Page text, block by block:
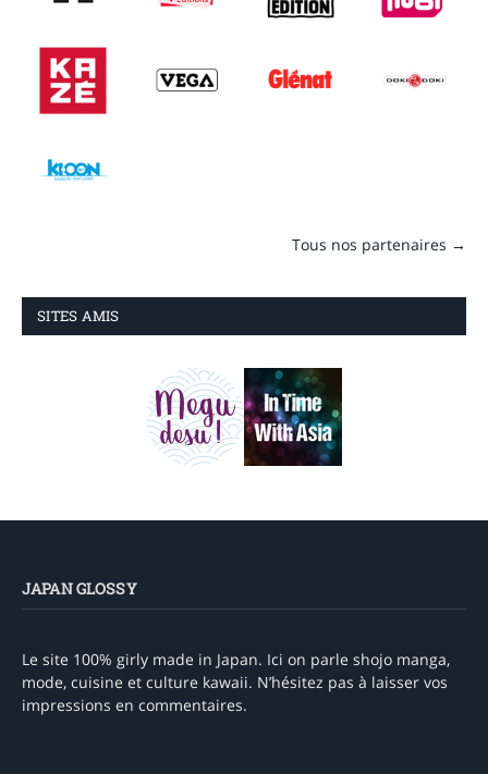
Tous nos partenaires →
SITES AMIS
JAPAN GLOSSY
Le site 100% girly made in Japan. Ici on parle shojo manga,
mode, cuisine et culture kawaii. N’hésitez pas à laisser vos
impressions en commentaires.